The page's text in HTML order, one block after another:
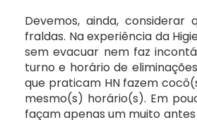
Devemos, ainda,
fraldas. Na experiência da
sem evacuar nem faz
turno e horário de
que praticam HN fazem
mesmo(s) horário(s). Em
façam apenas um muito